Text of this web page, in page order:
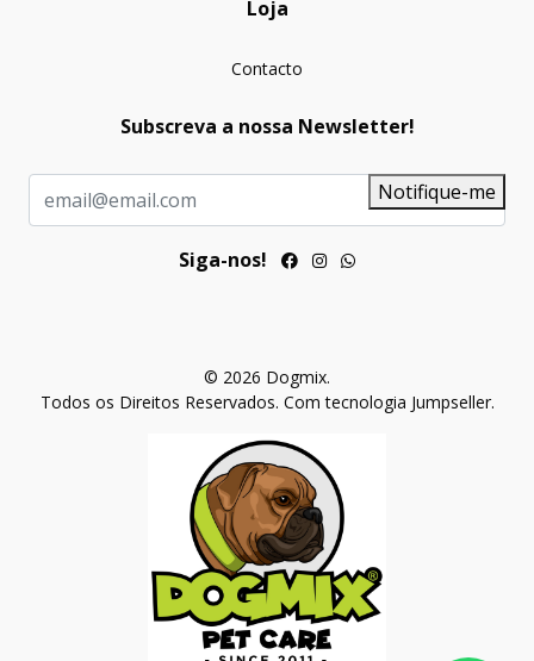
Loja
Contacto
Subscreva a nossa Newsletter!
Notifique-me
Siga-nos!
© 2026 Dogmix.
Todos os Direitos Reservados. Com tecnologia Jumpseller.